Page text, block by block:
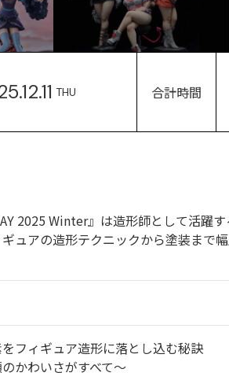
THU 合計時間
2025 Winter』は造形師として活
ュアの造形テクニックから塗装まで
をフィギュア造形に落とし込む秘訣
かわいさがすべて〜